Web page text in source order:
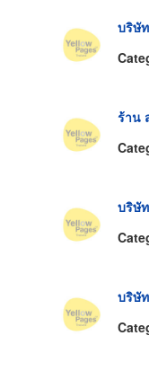
บริษั
ร้าน
บริษั
บริษั